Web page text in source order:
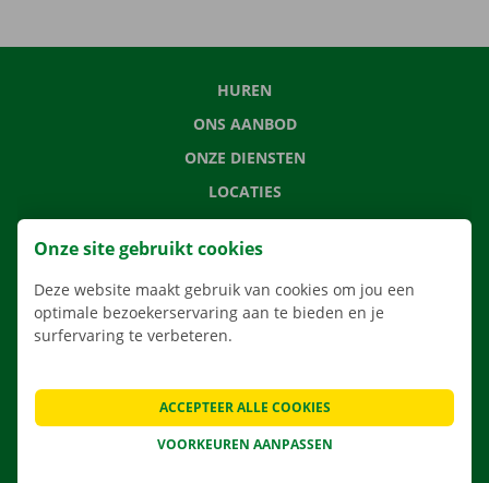
HUREN
ONS AANBOD
ONZE DIENSTEN
LOCATIES
APP
VERHUISOPLOSSINGEN
VEELGESTELDE VRAGEN
NIEUWS
Onze site gebruikt cookies
Deze website maakt gebruik van cookies om jou een
optimale bezoekerservaring aan te bieden en je
surfervaring te verbeteren.
VOORKEUREN AANPASSEN
ACCEPTEER ALLE COOKIES